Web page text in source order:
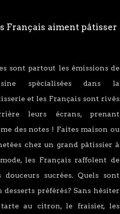
Français aiment pâtisser
sont partout les émissions de
spécialisées dans la
et les Français sont rivés
leurs écrans, prenant
des notes ! Faites maison ou
chez un grand pâtissier à
les Français raffolent de
douceurs sucrées. Quels sont
desserts préférés? Sans hésiter
au citron, le fraisier, les